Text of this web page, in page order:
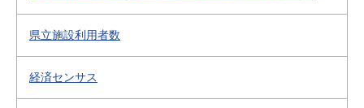
県立施設利用者数
経済センサス